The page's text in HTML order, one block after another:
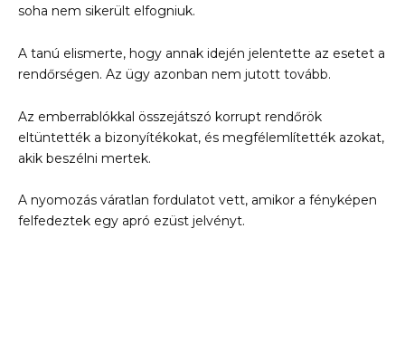
soha nem sikerült elfogniuk.
A tanú elismerte, hogy annak idején jelentette az esetet a
rendőrségen. Az ügy azonban nem jutott tovább.
Az emberrablókkal összejátszó korrupt rendőrök
eltüntették a bizonyítékokat, és megfélemlítették azokat,
akik beszélni mertek.
A nyomozás váratlan fordulatot vett, amikor a fényképen
felfedeztek egy apró ezüst jelvényt.